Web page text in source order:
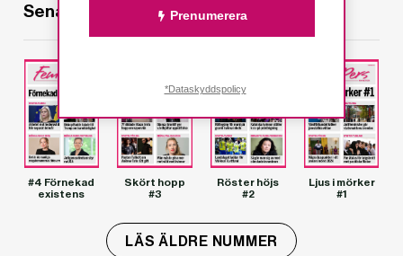
Senaste utgåvorna
#4 Förnekad
existens
Skört hopp
#3
Röster höjs
#2
Ljus i mörker
#1
LÄS ÄLDRE NUMMER
Prenumerera
*Dataskyddspolicy